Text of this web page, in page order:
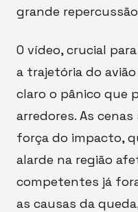
grande
O vídeo, crucial
a trajetória do
claro o pânico que
arredores. As
força do impacto,
alarde na região
competentes já
as causas da